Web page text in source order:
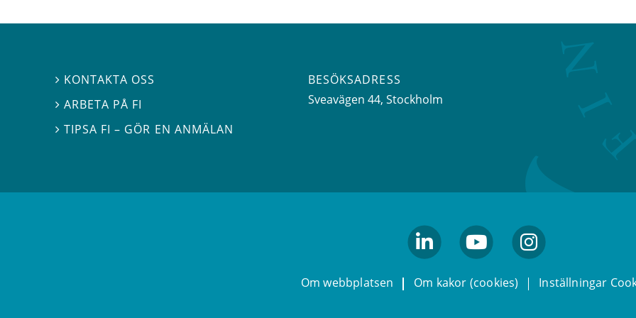
 KONTAKTA OSS
 ARBETA PÅ FI
TIPSA FI – GÖR EN ANMÄLAN
BESÖKSADRESS
Sveavägen 44, Stockholm
Om webbplatsen Om kakor (cookies) Inställningar